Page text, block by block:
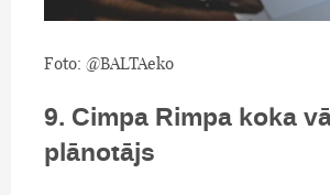
Foto: @BALTAeko
9. Cimpa Rimpa koka
plānotājs